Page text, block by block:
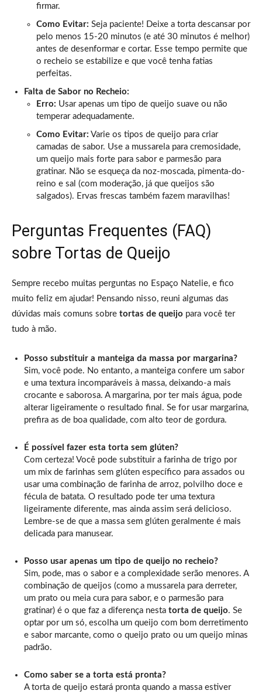
firmar.
Como Evitar: Seja paciente! Deixe a torta descansar por
pelo menos 15-20 minutos (e até 30 minutos é melhor)
antes de desenformar e cortar. Esse tempo permite que
o recheio se estabilize e que você tenha fatias
perfeitas.
Falta de Sabor no Recheio:
Erro: Usar apenas um tipo de queijo suave ou não
temperar adequadamente.
Como Evitar: Varie os tipos de queijo para criar
camadas de sabor. Use a mussarela para cremosidade,
um queijo mais forte para sabor e parmesão para
gratinar. Não se esqueça da noz-moscada, pimenta-do-
reino e sal (com moderação, já que queijos são
salgados). Ervas frescas também fazem maravilhas!
Perguntas Frequentes (FAQ)
sobre Tortas de Queijo
Sempre recebo muitas perguntas no Espaço Natelie, e fico
muito feliz em ajudar! Pensando nisso, reuni algumas das
dúvidas mais comuns sobre tortas de queijo para você ter
tudo à mão.
Posso substituir a manteiga da massa por margarina?
Sim, você pode. No entanto, a manteiga confere um sabor
e uma textura incomparáveis à massa, deixando-a mais
crocante e saborosa. A margarina, por ter mais água, pode
alterar ligeiramente o resultado final. Se for usar margarina,
prefira as de boa qualidade, com alto teor de gordura.
É possível fazer esta torta sem glúten?
Com certeza! Você pode substituir a farinha de trigo por
um mix de farinhas sem glúten específico para assados ou
usar uma combinação de farinha de arroz, polvilho doce e
fécula de batata. O resultado pode ter uma textura
ligeiramente diferente, mas ainda assim será delicioso.
Lembre-se de que a massa sem glúten geralmente é mais
delicada para manusear.
Posso usar apenas um tipo de queijo no recheio?
Sim, pode, mas o sabor e a complexidade serão menores. A
combinação de queijos (como a mussarela para derreter,
um prato ou meia cura para sabor, e o parmesão para
gratinar) é o que faz a diferença nesta torta de queijo. Se
optar por um só, escolha um queijo com bom derretimento
e sabor marcante, como o queijo prato ou um queijo minas
padrão.
Como saber se a torta está pronta?
A torta de queijo estará pronta quando a massa estiver